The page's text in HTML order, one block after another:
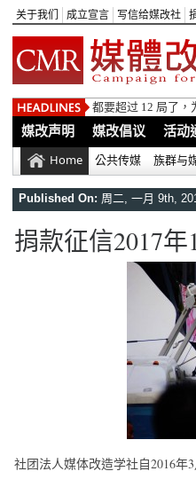
关于我们 成立宣言 写信给媒改社
都要超过 12 局了
媒改声明 媒改倡议 活动
Home 公共传媒 族群与
Published On: 周二, 一月 9th,
捐款征信2017年
社团法人媒体改造学社自2016年